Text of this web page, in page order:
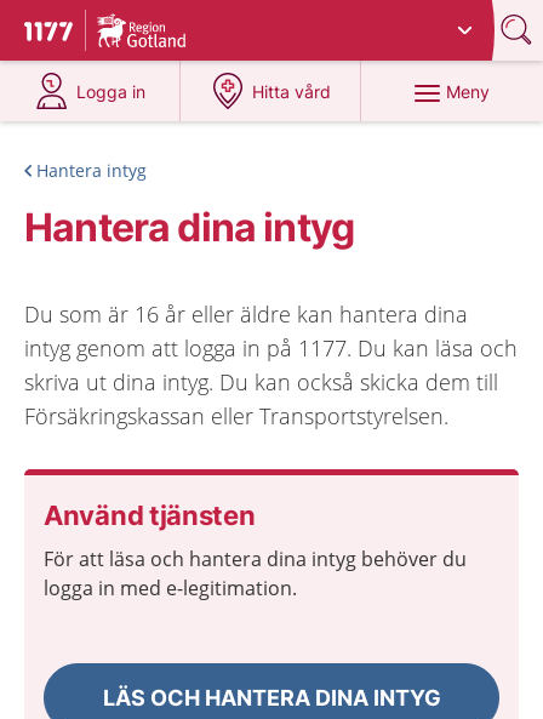
Till startsidan för 1177
Du har valt region
Logga in
på 1177.se
Hitta vård
på 1177.se
Meny
Hantera intyg
Hantera dina intyg
Du som är 16 år eller äldre kan hantera dina
intyg genom att logga in på 1177. Du kan läsa och
skriva ut dina intyg. Du kan också skicka dem till
Försäkringskassan eller Transportstyrelsen.
Använd tjänsten
För att läsa och hantera dina intyg behöver du
logga in med e-legitimation.
LÄS OCH HANTERA DINA INTYG